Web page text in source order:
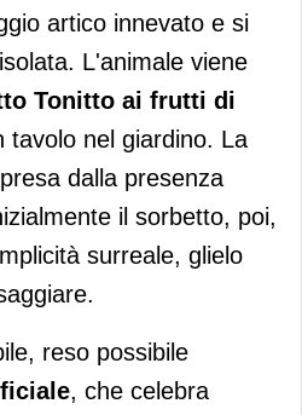
artico innevato e si
L'animale viene
Tonitto ai frutti di
tavolo nel giardino. La
dalla presenza
il sorbetto, poi,
surreale, glielo
reso possibile
, che celebra